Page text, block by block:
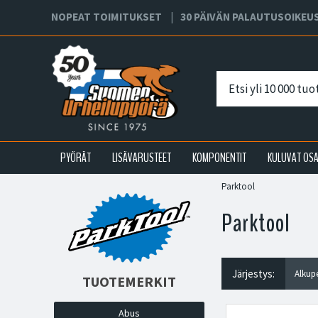
NOPEAT TOIMITUKSET 30 PÄIVÄN
PYÖRÄT LISÄVARUSTEET KOMPONENTIT KULUVAT
Parktool
Parktool
Järjestys:
TUOTEMERKIT
Abus